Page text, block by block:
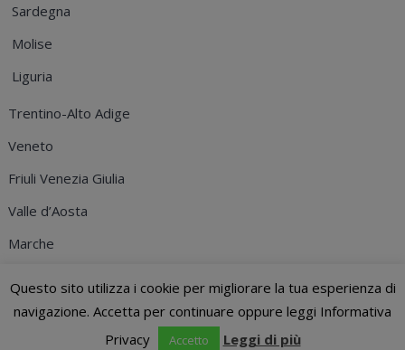
Sardegna
Molise
Liguria
Trentino-Alto Adige
Veneto
Friuli Venezia Giulia
Valle d’Aosta
Marche
© 2026ENAC- Via Delle Quattro Fontane, 25 - 00184 Roma - C.F.
91344710370- Informativa Privacy
Questo sito utilizza i cookie per migliorare la tua esperienza di